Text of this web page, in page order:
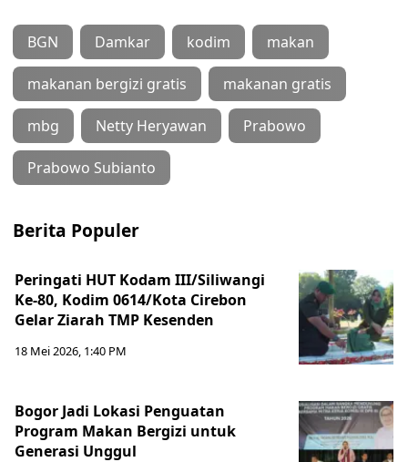
BGN Damkar kodim makan
makanan bergizi gratis makanan gratis
mbg Netty Heryawan Prabowo
Prabowo Subianto
Berita Populer
Peringati HUT Kodam III/Siliwangi
Ke-80, Kodim 0614/Kota Cirebon
Gelar Ziarah TMP Kesenden
18 Mei 2026, 1:40 PM
Bogor Jadi Lokasi Penguatan
Program Makan Bergizi untuk
Generasi Unggul